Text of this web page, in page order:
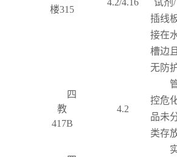
楼315
4.2/4.16
试剂/
插线
接在
槽边且
无防
四
教
417B
4.2
控危
品未
类存